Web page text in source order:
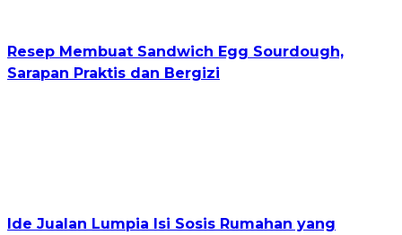
Resep Membuat Sandwich Egg Sourdough,
Sarapan Praktis dan Bergizi
Ide Jualan Lumpia Isi Sosis Rumahan yang